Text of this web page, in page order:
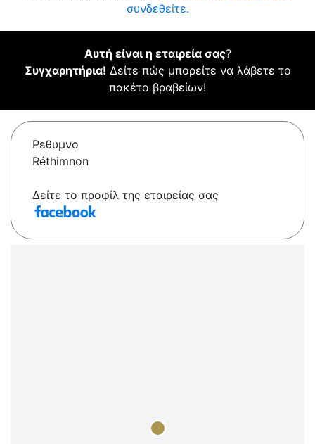
συνδεθείτε.
Αυτή είναι η εταιρεία σας?
Συγχαρητήρια! Δείτε πώς μπορείτε να λάβετε το
πακέτο βραβείων!
Ρεθυμνο
Réthimnon
Δείτε το προφίλ της εταιρείας σας